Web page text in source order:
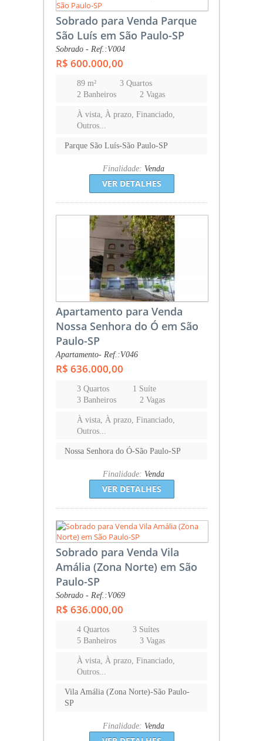
Sobrado para Venda Parque
São Luís em São Paulo-SP
Sobrado - Ref.:V004
R$ 600.000,00
89 m²
3 Quartos
2 Banheiros
2 Vagas
À vista, À prazo, Financiado,
Outros...
Parque São Luís-São Paulo-SP
Finalidade: Venda
VER DETALHES
Apartamento para Venda
Nossa Senhora do Ó em São
Paulo-SP
Apartamento- Ref.:V046
R$ 636.000,00
3 Quartos
1 Suíte
3 Banheiros
2 Vagas
À vista, À prazo, Financiado,
Outros...
Nossa Senhora do Ó-São Paulo-SP
Finalidade: Venda
VER DETALHES
Sobrado para Venda Vila
Amália (Zona Norte) em São
Paulo-SP
Sobrado - Ref.:V069
R$ 636.000,00
4 Quartos
3 Suítes
5 Banheiros
3 Vagas
À vista, À prazo, Financiado,
Outros...
Vila Amália (Zona Norte)-São Paulo-
SP
Finalidade: Venda